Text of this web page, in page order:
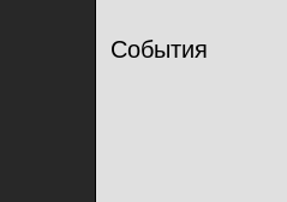
События